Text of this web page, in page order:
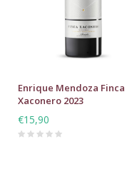
Enrique Mendoza Finca
Xaconero 2023
€15,90